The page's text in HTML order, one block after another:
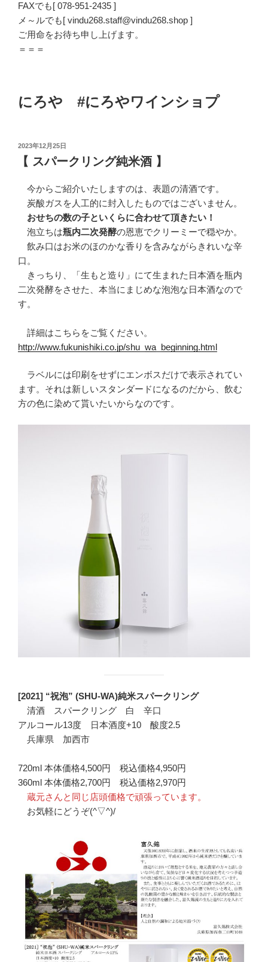
FAXでも[ 078-951-2435 ]
メ～ルでも[ vindu268.staff@vindu268.shop ]
ご用命をお待ち申し上げます。
＝＝＝
にろや #にろやワインショプ
投
日:
2023年12月25日
【 スパークリング純米酒 】
今からご紹介いたしますのは、表題の清酒です。
炭酸ガスを人工的に封入したものではございません。
おせちの数の子といくらに合わせて頂きたい！
泡立ちは瓶内二次発酵の恩恵でクリーミーで穏やか。
飲み口はお米のほのかな香りを含みながらきれいな辛
口。
きっちり、「生もと造り」にて生まれた日本酒を瓶内
二次発酵をさせた、本当にまじめな泡泡な日本酒なので
す。
詳細はこちらをご覧ください。
http://www.fukunishiki.co.jp/shu_wa_beginning.html
ラベルには印刷をせずにエンボスだけで表示されてい
ます。それは新しいスタンダードになるのだから、飲む
方の色に染めて貰いたいからなのです。
[2021] “祝泡” (SHU-WA)純米スパークリング
清酒 スパークリング 白 辛口
アルコール13度 日本酒度+10 酸度2.5
兵庫県 加西市
720ml 本体価格4,500円 税込価格4,950円
360ml 本体価格2,700円 税込価格2,970円
蔵元さんと同じ店頭価格で頑張っています。
お気軽にどうぞ(^▽^)/